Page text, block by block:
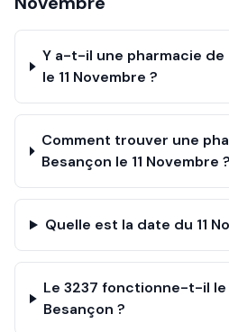
Y a-t-il une pharmacie de
le 11 Novembre ?
Comment trouver une
Besançon le 11 Novembre ?
Quelle est la date du 11
Le 3237 fonctionne-t-il le
Besançon ?